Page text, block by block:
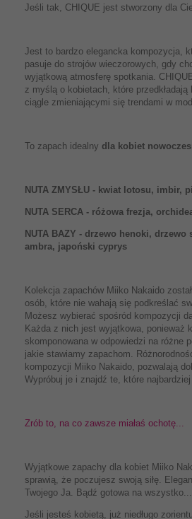
Jeśli tak, CHIQUE jest stworzony dla
Jest to bardzo elegancka kompozycja,
pasuje do strojów wieczorowych, gdy
wyjątkową atmosferę spotkania.
z myślą o kobietach, które
ciągle zmieniającymi się trendami w
To zapach idealny dla kobiet
NUTA ZMYSŁU - kwiat lotosu, imbir,
NUTA SERCA - różowa frezja,
NUTA BAZY - drzewo henoki, drzewo
ambra, japoński cyprys
Kolekcja zapachów Miiko Nakaido
osób, które nie wahają się podkreślać
Możesz wybierać spośród kompozycji
Każda z nich jest wyjątkowa, ponieważ
skomponowana w odpowiedzi na różne
jakie stawiamy zapachom.
kompozycji Miiko Nakaido, pozwalają
Wypróbuj je i znajdź te, które
Zrób to, na co zawsze miałaś ochotę...
Wyjątkowe zapachy dla kobiet Miiko
sprawią, że poczujesz swoją siłę.
Twojego Ja. Bądź gotowa na wszystko...
Jeśli jesteś kobietą, już niedługo